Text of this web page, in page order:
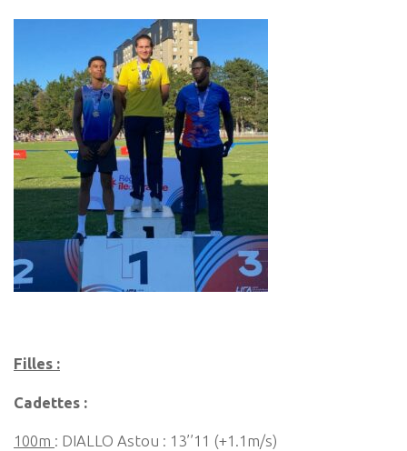
Filles :
Cadettes :
100m : DIALLO Astou : 13’’11 (+1.1m/s)